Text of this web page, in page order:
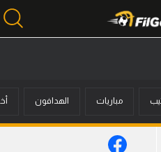
مباريات الهدافون